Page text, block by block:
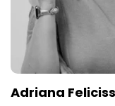
Adriana